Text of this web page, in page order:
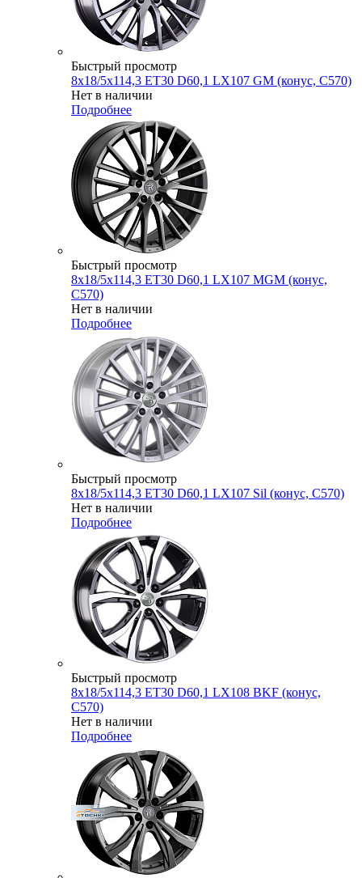
Быстрый просмотр
8x18/5x114,3 ET30 D60,1 LX107 GM (конус, C570)
Нет в наличии
Подробнее
Быстрый просмотр
8x18/5x114,3 ET30 D60,1 LX107 MGM (конус,
C570)
Нет в наличии
Подробнее
Быстрый просмотр
8x18/5x114,3 ET30 D60,1 LX107 Sil (конус, C570)
Нет в наличии
Подробнее
Быстрый просмотр
8x18/5x114,3 ET30 D60,1 LX108 BKF (конус,
C570)
Нет в наличии
Подробнее